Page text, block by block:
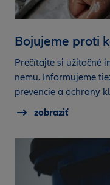
Bojujeme proti
Prečítajte si užitočné
nemu. Informujeme
prevencie a ochrany
zobraziť